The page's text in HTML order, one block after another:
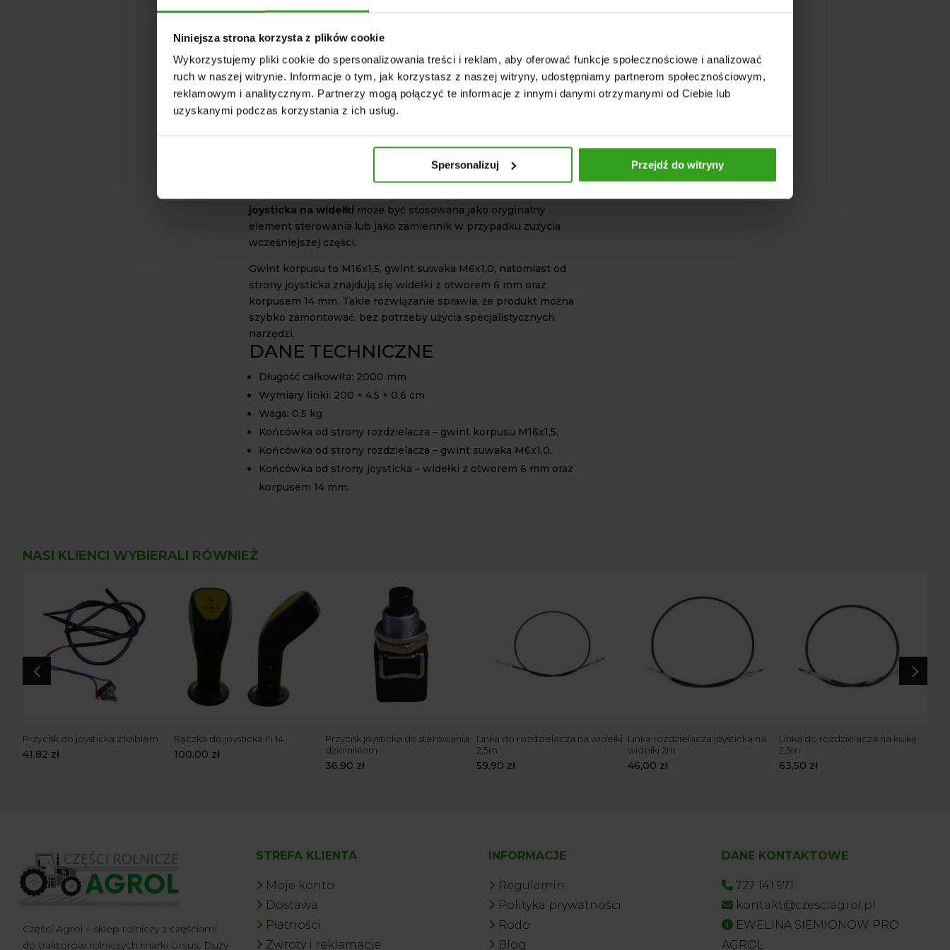
Niniejsza strona korzysta z plików cookie
Wykorzystujemy pliki cookie do spersonalizowania treści i reklam, aby oferować funkcje społecznościowe i analizować
ruch w naszej witrynie. Informacje o tym, jak korzystasz z naszej witryny, udostępniamy partnerom społecznościowym,
reklamowym i analitycznym. Partnerzy mogą połączyć te informacje z innymi danymi otrzymanymi od Ciebie lub
uzyskanymi podczas korzystania z ich usług.
Spersonalizuj Przejdź do witryny
Zastosowanielinki rozdzielacza joysticka na widełki
sterowania układami hydraulicznymi. Wśród
najpopularniejszych wymienia się:
maszyny rolnicze – ciągniki, ładowacze czołowe,
opryskiwacze, pracy;
sprzęt komunalny – zamiatarki, posypywarki;
joysticka na widełki może być stosowana jako oryginalny
element sterowania lub jako zamiennik w przypadku zużycia
wcześniejszej części.
Gwint korpusu to M16x1,5, gwint suwaka M6x1,0, natomiast od
strony joysticka znajdują się widełki z otworem 6 mm oraz
korpusem 14 mm. Takie rozwiązanie sprawia, że produkt można
szybko zamontować, bez potrzeby użycia specjalistycznych
narzędzi.
DANE TECHNICZNE
Długość całkowita: 2000 mm
Wymiary linki: 200 × 4,5 × 0,6 cm
Waga: 0,5 kg
Końcówka od strony rozdzielacza – gwint korpusu M16x1,5,
Końcówka od strony rozdzielacza – gwint suwaka M6x1,0,
Końcówka od strony joysticka – widełki z otworem 6 mm oraz
korpusem 14 mm.
NASI KLIENCI WYBIERALI RÓWNIEŻ
4
Przycisk do joysticka z kablem
41,82 zł
Rączka do joysticka Fi 14
100,00 zł
Przycisk joysticka do sterowania
dzielnikiem
36,90 zł
Linka do rozdzielacza na widełki
2,5m
59,90 zł
Linka rozdzielacza joysticka na
widełki 2m
46,00 zł
Linka do rozdzielacza na kulkę
2,5m
63,50 zł
5
Części Agrol – sklep rolniczy z częściami
do traktorów rolniczych marki Ursus. Duży
STREFA KLIENTA
Moje konto
Dostawa
Płatności
Zwroty i reklamacje
INFORMACJE
Regulamin
Polityka prywatności
Rodo
Blog
DANE KONTAKTOWE
727 141 971
kontakt@czesciagrol.pl
EWELINA SIEMIONOW PRO
AGROL